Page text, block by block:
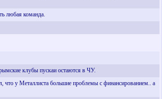
любая команда.
клубы пускаи остаются в ЧУ.
у Металлиста большие проблемы с финансированием.. а